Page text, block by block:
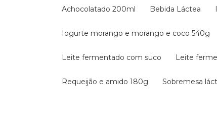
Achocolatado 200ml Bebida Láctea
Iogurte morango e morango e coco 540g
Leite fermentado com suco Leite
Requeijão e amido 180g Sobremesa